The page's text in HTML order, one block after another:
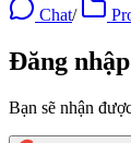
Chat/
Đăng
Bạn sẽ nhận